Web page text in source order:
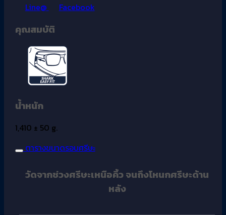
Line@
Facebook
คุณสมบัติ
น้ำหนัก
1,410 ± 50 g.
ตารางขนาดรอบศรีษะ
วัดจากช่วงศรีษะเหนือคิ้ว จนถึงโหนกศรีษะด้าน
หลัง